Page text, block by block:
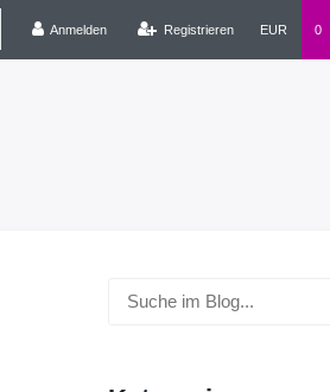
Anmelden Registrieren EUR 0